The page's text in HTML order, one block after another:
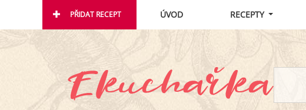
PŘIDAT RECEPT ÚVOD RECEPTY